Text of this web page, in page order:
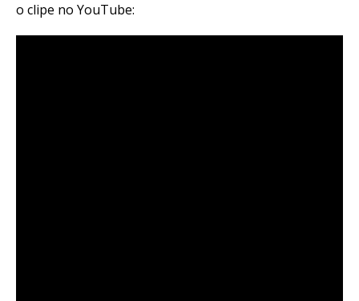
o clipe no YouTube: